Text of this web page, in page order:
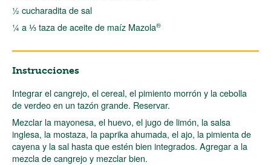
½ cucharadita de sal
¼ a ⅓ taza de aceite de maíz Mazola®
Instrucciones
Integrar el cangrejo, el cereal, el pimiento morrón y la cebolla
de verdeo en un tazón grande. Reservar.
Mezclar la mayonesa, el huevo, el jugo de limón, la salsa
inglesa, la mostaza, la paprika ahumada, el ajo, la pimienta de
cayena y la sal hasta que estén bien integrados. Agregar a la
mezcla de cangrejo y mezclar bien.